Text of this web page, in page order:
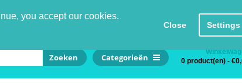
you accept our cookies.
Close Settings
Zoeken Categorieën
0 product(en) -